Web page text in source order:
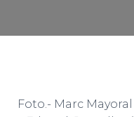
Foto.- Marc